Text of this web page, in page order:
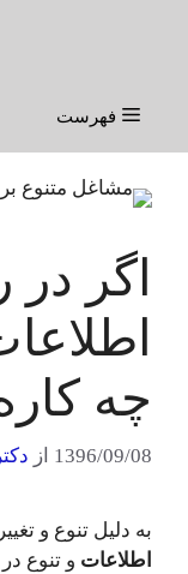
فهرست
اگر
چه
1396/09/08 از
به دلیل تنوع و
اطلاعات و تنوع